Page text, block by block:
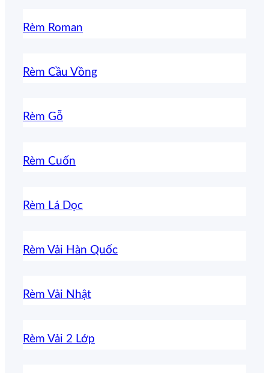
Rèm Roman
Rèm Cầu Vồng
Rèm Gỗ
Rèm Cuốn
Rèm Lá Dọc
Rèm Vải Hàn Quốc
Rèm Vải Nhật
Rèm Vải 2 Lớp